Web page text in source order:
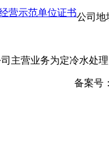
营示范单位证书公司地
主营业务为定冷水处
备案号：